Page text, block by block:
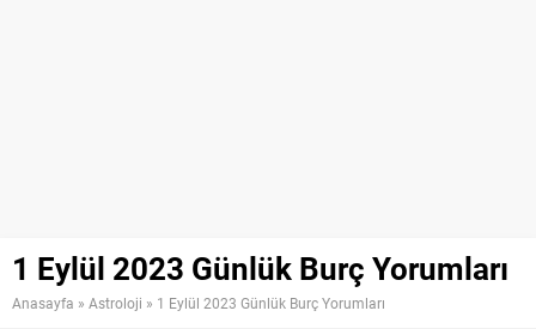
1 Eylül 2023 Günlük Burç Yorumları
Anasayfa » Astroloji » 1 Eylül 2023 Günlük Burç Yorumları